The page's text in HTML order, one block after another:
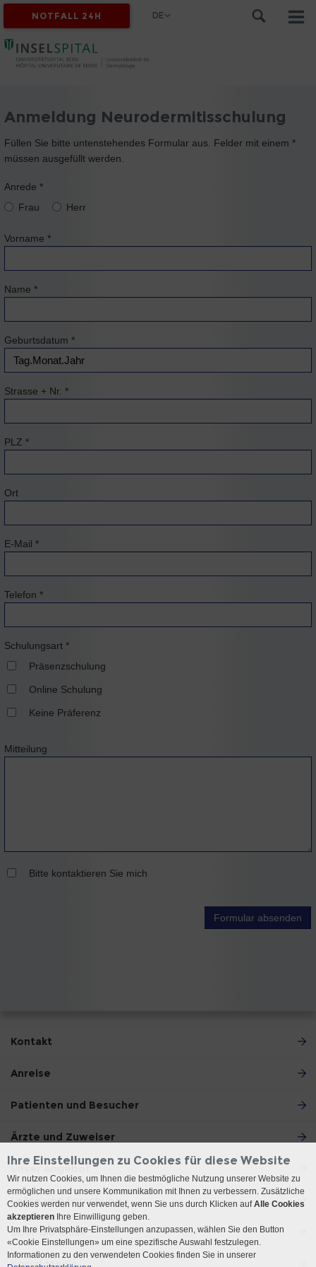
NOTFALL 24H DE
Anmeldung Neurodermitisschulung
Füllen Sie bitte untenstehendes Formular aus. Felder mit einem *
müssen ausgefüllt werden.
Anrede *
Frau
Herr
Vorname *
Name *
Geburtsdatum *
Strasse + Nr. *
PLZ *
Ort
E-Mail *
Telefon *
Schulungsart *
Präsenzschulung
Online Schulung
Keine Präferenz
Mitteilung
Bitte kontaktieren Sie mich
Formular absenden
Kontakt
Anreise
Patienten und Besucher
Ärzte und Zuweiser
Unser Angebot
Lehre und Forschung
Über die Klinik
Social Media
Ihre Einstellungen zu Cookies für diese Website
Wir nutzen Cookies, um Ihnen die bestmögliche Nutzung unserer Website zu
ermöglichen und unsere Kommunikation mit Ihnen zu verbessern. Zusätzliche
Cookies werden nur verwendet, wenn Sie uns durch Klicken aufAlle Cookies
akzeptieren Ihre Einwilligung geben.
Um Ihre Privatsphäre-Einstellungen anzupassen, wählen Sie den Button
«Cookie Einstellungen» um eine spezifische Auswahl festzulegen.
Informationen zu den verwendeten Cookies finden Sie in unserer